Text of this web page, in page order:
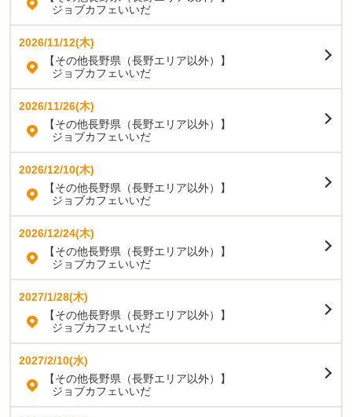
ジョブカフェいいだ
2026/11/12(木)
【その他長野県（長野エリア以外）】
ジョブカフェいいだ
2026/11/26(木)
【その他長野県（長野エリア以外）】
ジョブカフェいいだ
2026/12/10(木)
【その他長野県（長野エリア以外）】
ジョブカフェいいだ
2026/12/24(木)
【その他長野県（長野エリア以外）】
ジョブカフェいいだ
2027/1/28(木)
【その他長野県（長野エリア以外）】
ジョブカフェいいだ
2027/2/10(水)
【その他長野県（長野エリア以外）】
ジョブカフェいいだ